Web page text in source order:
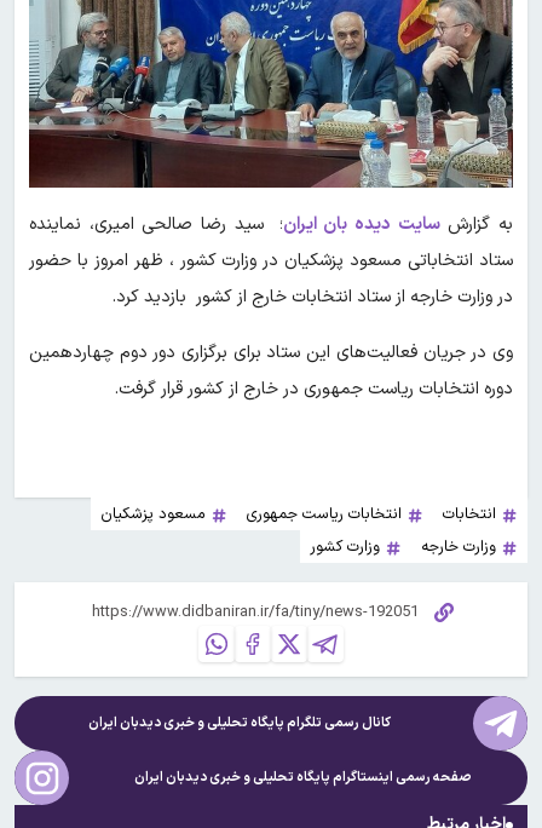
به گزارشسایت دیده بان ایران؛ سید رضا صالحی امیری، نماینده
ستاد انتخاباتی مسعود پزشکیان در وزارت کشور ، ظهر امروز با حضور
در وزارت خارجه از ستاد انتخابات خارج از کشور بازدید کرد.
وی در جریان فعالیت‌های این ستاد برای برگزاری دور دوم چهاردهمین
دوره انتخابات ریاست جمهوری در خارج از کشور قرار گرفت.
انتخابات انتخابات ریاست جمهوری
مسعود پزشکیان
وزارت خارجه
وزارت کشور
کانال رسمی تلگرام پایگاه تحلیلی و خبریدیدبان ایران
صفحه رسمی اینستاگرام پایگاه تحلیلی و خبریدیدبان ایران